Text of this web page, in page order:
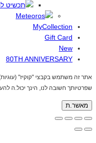
MyCollection
Gift Card
New
80TH ANNIVERSARY
אתר זה משתמש בקבצי "קוקיז"
שפרטיותך חשובה לנו, הינך יכול.ה
מאשר.ת